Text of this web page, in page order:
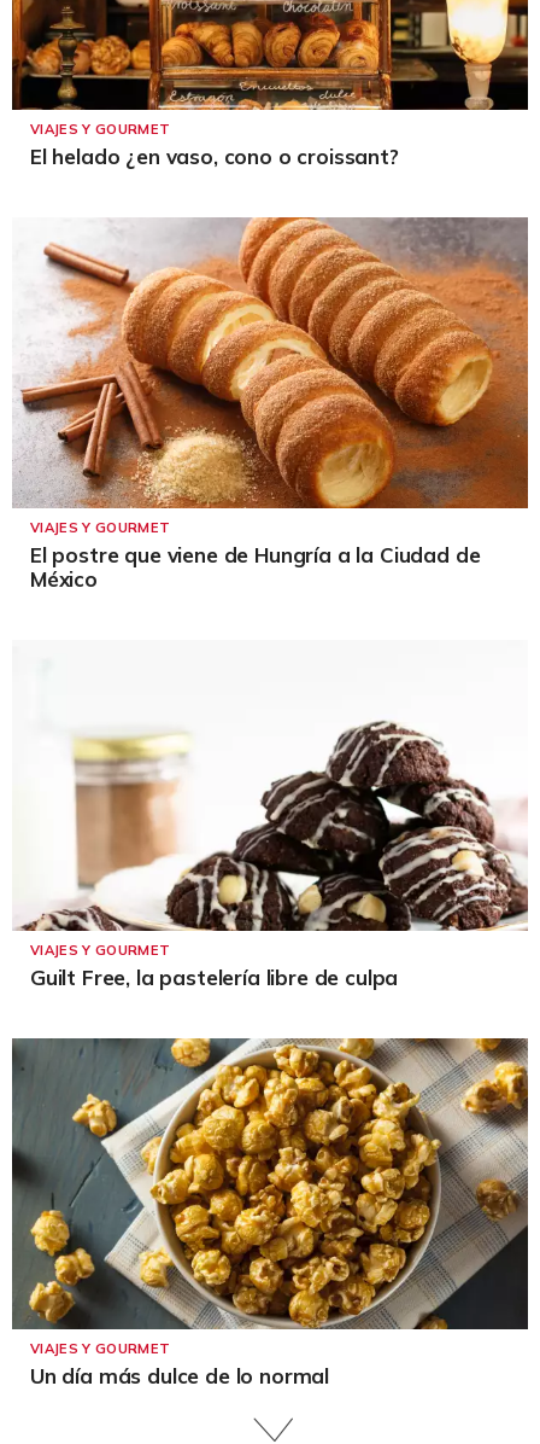
VIAJES Y GOURMET
El helado ¿en vaso, cono o croissant?
VIAJES Y GOURMET
El postre que viene de Hungría a la Ciudad de
México
VIAJES Y GOURMET
Guilt Free, la pastelería libre de culpa
VIAJES Y GOURMET
Un día más dulce de lo normal